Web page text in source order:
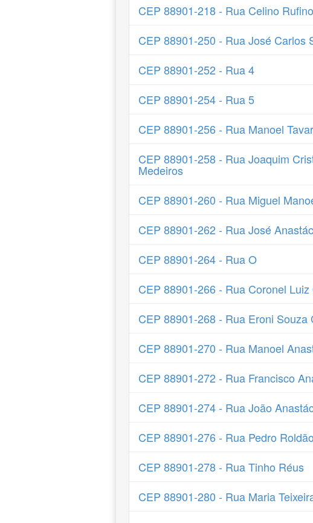
CEP 88901-218 - Rua Celino
CEP 88901-250 - Rua José Carlos
CEP 88901-252 - Rua 4
CEP 88901-254 - Rua 5
CEP 88901-256 - Rua Manoel
CEP 88901-258 - Rua Joaquim
Medeiros
CEP 88901-260 - Rua Miguel
CEP 88901-262 - Rua José
CEP 88901-264 - Rua O
CEP 88901-266 - Rua Coronel
CEP 88901-268 - Rua Eroni Souza
CEP 88901-270 - Rua Manoel
CEP 88901-272 - Rua Francisco
CEP 88901-274 - Rua João
CEP 88901-276 - Rua Pedro
CEP 88901-278 - Rua Tinho Réus
CEP 88901-280 - Rua Maria